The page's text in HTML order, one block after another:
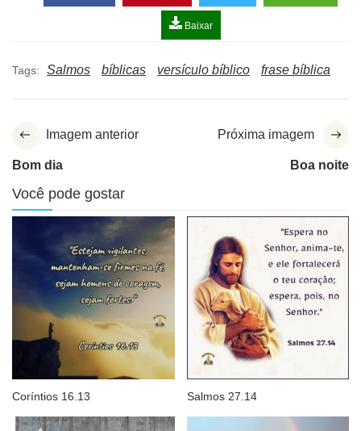
Baixar
Tags: Salmos bíblicas versículo bíblico frase bíblica
Imagem anterior
Bom dia
Próxima imagem
Boa noite
Você pode gostar
Coríntios 16.13 Salmos 27.14